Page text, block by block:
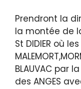
Prendront la
la montée de
St DIDIER où
BLAUVAC par
des ANGES